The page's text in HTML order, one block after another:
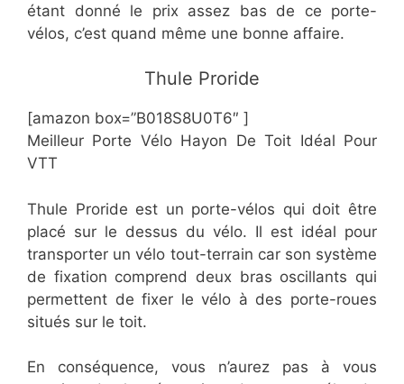
étant donné le prix assez bas de ce porte-
vélos, c’est quand même une bonne affaire.
​Thule Proride
[amazon box=”B018S8U0T6″ ]
Meilleur Porte Vélo Hayon De Toit Idéal Pour
VTT
Thule Proride est un porte-vélos qui doit être
placé sur le dessus du vélo. Il est idéal pour
transporter un vélo tout-terrain car son système
de fixation comprend deux bras oscillants qui
permettent de fixer le vélo à des porte-roues
situés sur le toit.
En conséquence, vous n’aurez pas à vous